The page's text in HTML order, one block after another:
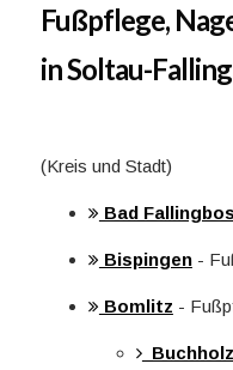
Fußpflege,
in Soltau-
(Kreis und Stadt)
Bad
Bispingen-
Bomlitz -